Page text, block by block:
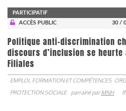
PARTICIPATIF
ACCÈS PUBLIC
30 /
Politique anti-discrimination
discours d’inclusion se
Filiales
EMPLOI, FORMATION ET COMPÉTENCES
PROTECTION SOCIALE
parrainé parMNH